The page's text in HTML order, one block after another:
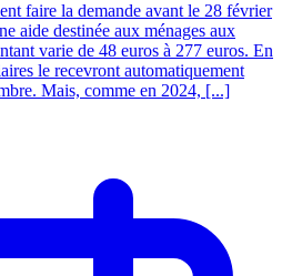
faire la demande avant le 28 février
aide destinée aux ménages aux
varie de 48 euros à 277 euros. En
le recevront automatiquement
Mais, comme en 2024, [...]